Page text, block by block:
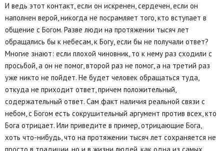
И ведь этот контакт, если он искренен, сердечен, если он
наполнен верой, никогда не посрамляет того, кто вступает в
общение с Богом. Разве люди на протяжении тысяч лет
обращались бы к небесам, к Богу, если бы не получали ответ?
Многие знают: если плохой чиновник, то к нему раз сходили с
просьбой, а он не помог, второй раз не помог, а на третий раз
уже никто не пойдет. Не будет человек обращаться туда,
откуда не приходит ответ, причем положительный,
содержательный ответ. Сам факт наличия реальной связи с
небом, с Богом есть сокрушительный аргумент против всех, кто
Бога отрицает. Или приведите в пример, отрицающие Бога,
хоть что-нибудь, что на протяжении тысяч лет сохраняется не